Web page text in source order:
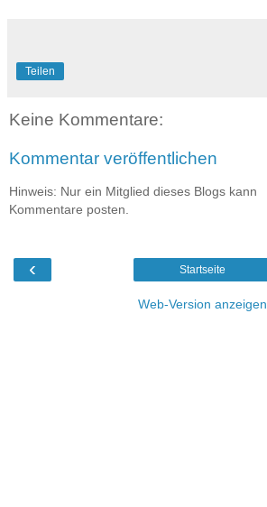
Teilen
Keine Kommentare:
Kommentar veröffentlichen
Hinweis: Nur ein Mitglied dieses Blogs kann
Kommentare posten.
‹ Startseite
Web-Version anzeigen